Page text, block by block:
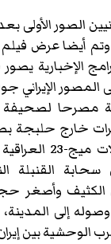
الصور الأولى
وتم أيضا عرض
الإخبارية
الإيراني
لصحيفة
خارج حلبجة
عندما حلقت
القنبلة
وأصغر
إلى
الوحشية بين